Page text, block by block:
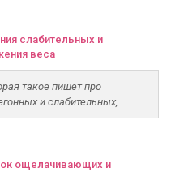
слабительных и
веса
такое пишет про
и слабительных,...
ощелачивающих и